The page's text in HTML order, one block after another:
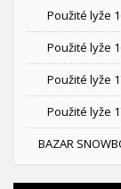
Použité lyže
Použité lyže
Použité lyže
Použité lyže
BAZAR